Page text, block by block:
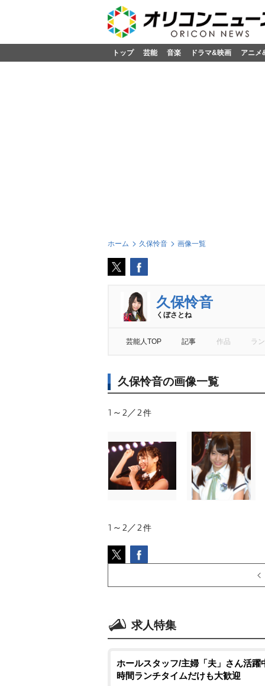
トップ 芸能 音楽 ドラマ&映画 アニメ
ホーム 久保怜音 画像一覧
久保怜音
くぼさとね
芸能人TOP 記事 作品 ラ
久保怜音の画像一覧
1～2／2件
1～2／2件
求人特集
ホールスタッフ/主婦「夫」さん活躍
時間ランチタイムだけも大歓迎